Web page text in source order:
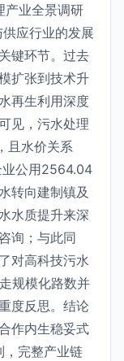
产业全景调研
应行业的发展
键环节。过去
扩张到技术升
再生利用深度
见，污水处理
且水价关系
业公用2564.04
转向建制镇及
水质提升来深
询；与此同
对高科技污水
规模化路数并
度反思。结论
作内生稳妥式
完整产业链